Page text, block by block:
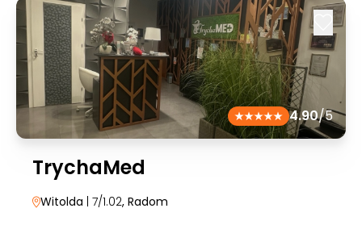
4.90/5
TrychaMed
Witolda | 7/1.02, Radom